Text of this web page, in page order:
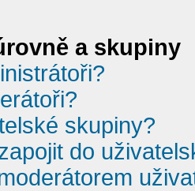
a skupiny
skupiny?
do